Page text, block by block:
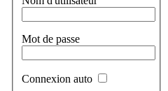
Mot de passe
Connexion auto